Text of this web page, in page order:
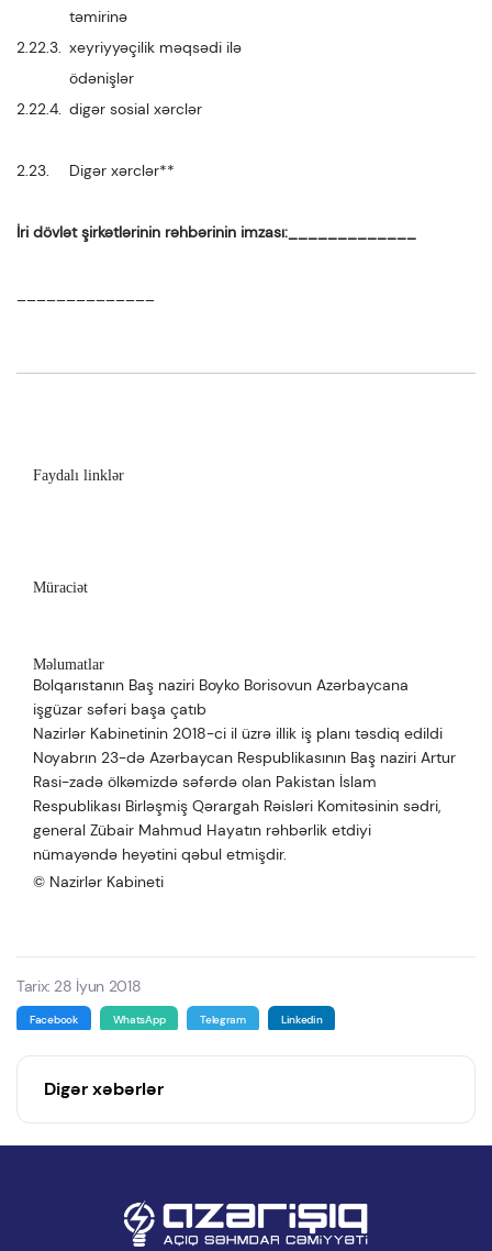
təmirinə
2.22.3. xeyriyyəçilik məqsədi ilə
ödənişlər
2.22.4. digər sosial xərclər
2.23. Digər xərclər**
İri dövlət şirkətlərinin rəhbərinin imzası:_____________
Faydalı linklər
Müraciət
Məlumatlar
Bolqarıstanın Baş naziri Boyko Borisovun Azərbaycana
işgüzar səfəri başa çatıb
Nazirlər Kabinetinin 2018-ci il üzrə illik iş planı təsdiq edildi
Noyabrın 23-də Azərbaycan Respublikasının Baş naziri Artur
Rasi-zadə ölkəmizdə səfərdə olan Pakistan İslam
Respublikası Birləşmiş Qərargah Rəisləri Komitəsinin sədri,
general Zübair Mahmud Hayatın rəhbərlik etdiyi
nümayəndə heyətini qəbul etmişdir.
© Nazirlər Kabineti
Tarix: 28 İyun 2018
Facebook WhatsApp Telegram Linkedin
Digər xəbərlər